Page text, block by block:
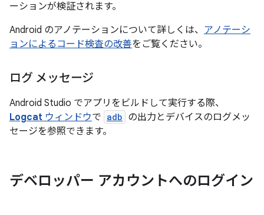
ーションが検証されます。
Android のアノテーションについて詳しくは、 アノテーシ
ョンによるコード検査の改善をご覧ください。
ログ メッセージ
Android Studio でアプリをビルドして実行する際、
Logcat ウィンドウで adb の出力とデバイスのログメッ
セージを参照できます。
デベロッパー アカウントへのログイン